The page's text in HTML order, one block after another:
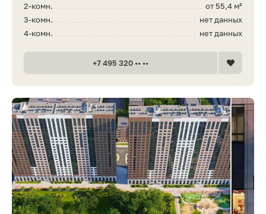
от 55,4 м²
2-комн.
нет данных
3-комн.
нет данных
4-комн.
+7 495 320 •• ••